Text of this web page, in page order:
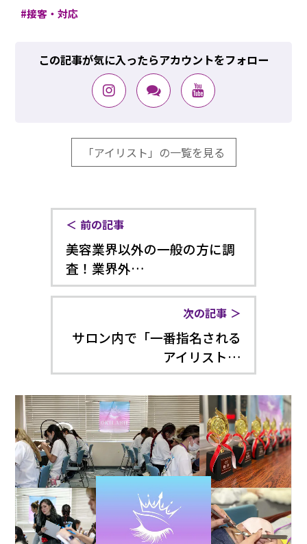
接客・対応
この記事が気に入ったらアカウントをフォロー
「アイリスト」の一覧を見る
前の記事
美容業界以外の一般の方に調
査！業界外…
次の記事
サロン内で「一番指名される
アイリスト…